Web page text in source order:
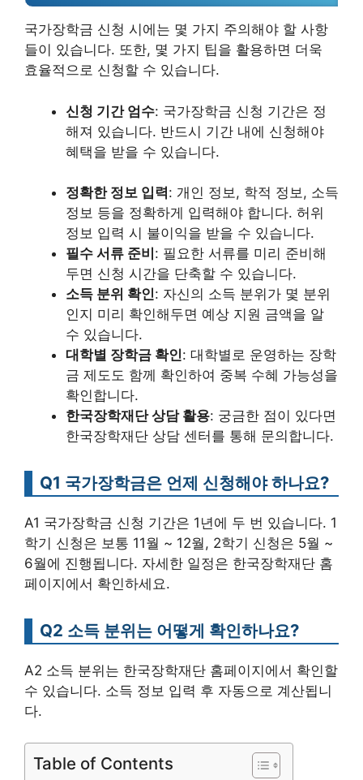
국가장학금 신청 시에는 몇 가지 주의해야 할 사항
들이 있습니다. 또한, 몇 가지 팁을 활용하면 더욱
효율적으로 신청할 수 있습니다.
신청 기간 엄수: 국가장학금 신청 기간은 정
해져 있습니다. 반드시 기간 내에 신청해야
혜택을 받을 수 있습니다.
정확한 정보 입력: 개인 정보, 학적 정보, 소득
정보 등을 정확하게 입력해야 합니다. 허위
정보 입력 시 불이익을 받을 수 있습니다.
필수 서류 준비 : 필요한 서류를 미리 준비해
두면 신청 시간을 단축할 수 있습니다.
소득 분위 확인: 자신의 소득 분위가 몇 분위
인지 미리 확인해두면 예상 지원 금액을 알
수 있습니다.
대학별 장학금 확인: 대학별로 운영하는 장학
금 제도도 함께 확인하여 중복 수혜 가능성을
확인합니다.
한국장학재단 상담 활용: 궁금한 점이 있다면
한국장학재단 상담 센터를 통해 문의합니다.
Q1 국가장학금은 언제 신청해야 하나요?
A1 국가장학금 신청 기간은 1년에 두 번 있습니다. 1
학기 신청은 보통 11월 ~ 12월, 2학기 신청은 5월 ~
6월에 진행됩니다. 자세한 일정은 한국장학재단 홈
페이지에서 확인하세요.
Q2 소득 분위는 어떻게 확인하나요?
A2 소득 분위는 한국장학재단 홈페이지에서 확인할
수 있습니다. 소득 정보 입력 후 자동으로 계산됩니
다.
Table of Contents